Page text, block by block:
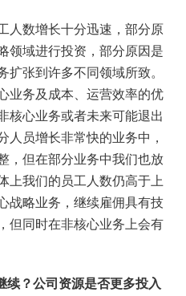
人数增长十分迅速，部分原
领域进行投资，部分原因是
张到许多不同领域所致。
业务及成本、运营效率的优
核心业务或者未来可能退出
人员增长非常快的业务中，
，但在部分业务中我们也放
上我们的员工人数仍高于上
战略业务，继续雇佣具有技
但同时在非核心业务上会有
续？公司资源是否更多投入